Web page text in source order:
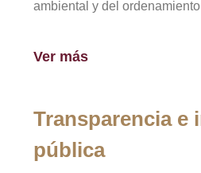
ambiental y del
Ver más
Transparencia e
pública